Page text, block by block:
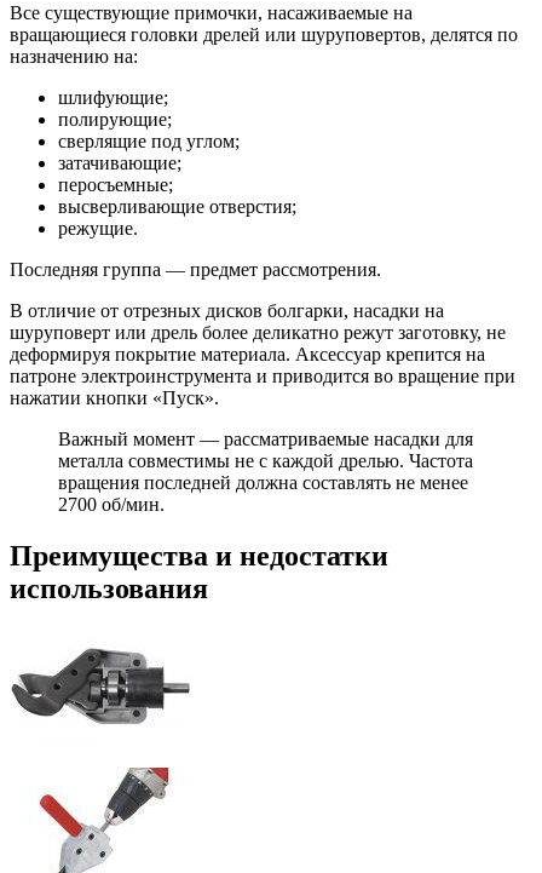
Все существующие примочки, насаживаемые на
вращающиеся головки дрелей или шуруповертов, делятся по
назначению на:
шлифующие;
полирующие;
сверлящие под углом;
затачивающие;
перосъемные;
высверливающие отверстия;
режущие.
Последняя группа — предмет рассмотрения.
В отличие от отрезных дисков болгарки, насадки на
шуруповерт или дрель более деликатно режут заготовку, не
деформируя покрытие материала. Аксессуар крепится на
патроне электроинструмента и приводится во вращение при
нажатии кнопки «Пуск».
Важный момент — рассматриваемые насадки для
металла совместимы не с каждой дрелью. Частота
вращения последней должна составлять не менее
2700 об/мин.
Преимущества и недостатки
использования